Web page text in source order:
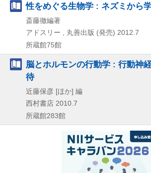
性をめぐる生物学 : ネズミから
斎藤徹編著
アドスリー , 丸善出版 (発売) 2012.7
所蔵館75館
脳とホルモンの行動学 : 行動神
待
近藤保彦 [ほか] 編
西村書店 2010.7
所蔵館283館